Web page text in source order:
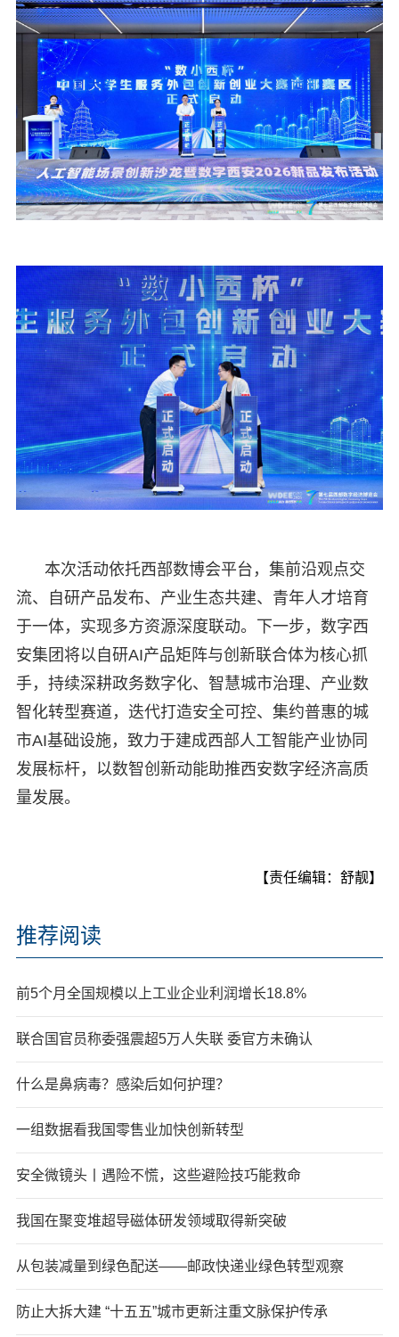
本次活动依托西部数博会平台，集前沿观点交
流、自研产品发布、产业生态共建、青年人才培育
于一体，实现多方资源深度联动。下一步，数字西
安集团将以自研AI产品矩阵与创新联合体为核心抓
手，持续深耕政务数字化、智慧城市治理、产业数
智化转型赛道，迭代打造安全可控、集约普惠的城
市AI基础设施，致力于建成西部人工智能产业协同
发展标杆，以数智创新动能助推西安数字经济高质
量发展。
【责任编辑：舒靓】
推荐阅读
前5个月全国规模以上工业企业利润增长18.8%
联合国官员称委强震超5万人失联 委官方未确认
什么是鼻病毒？感染后如何护理？
一组数据看我国零售业加快创新转型
安全微镜头丨遇险不慌，这些避险技巧能救命
我国在聚变堆超导磁体研发领域取得新突破
从包装减量到绿色配送——邮政快递业绿色转型观察
防止大拆大建 “十五五”城市更新注重文脉保护传承